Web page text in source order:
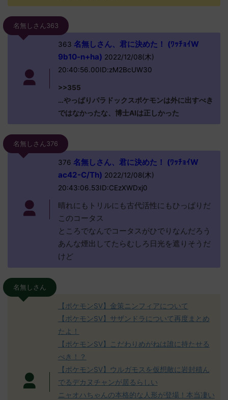
名無しさん363
363 名無しさん、君に決めた！ (ﾜｯﾁｮｲW
9b10-n+ha) 2022/12/08(木)
20:40:56.00ID:zM2BcUW30
>>355
…やっぱりパラドックスポケモンは外に出すべき
ではなかったな、博士AIは正しかった
名無しさん376
376 名無しさん、君に決めた！ (ﾜｯﾁｮｲW
ac42-C/Th) 2022/12/08(木)
20:43:06.53ID:CEzXWDxj0
晴れにもトリルにも古代活性にもひっぱりだ
このコータス
ところでなんでコータスがひでりなんだろう
あんな煙出してたらむしろ日光を遮りそうだ
けど
名無しさん
【ポケモンSV】金策ニンフィアについて
【ポケモンSV】サザンドラについて再度まとめ
たよ！
【ポケモンSV】こだわりめがねは誰に持たせる
べき！？
【ポケモンSV】ウルガモスを仮想敵に岩封積ん
でるデカヌチャンが居るらしい
ニャオハちゃんの本格的な人形が登場！本当凄い